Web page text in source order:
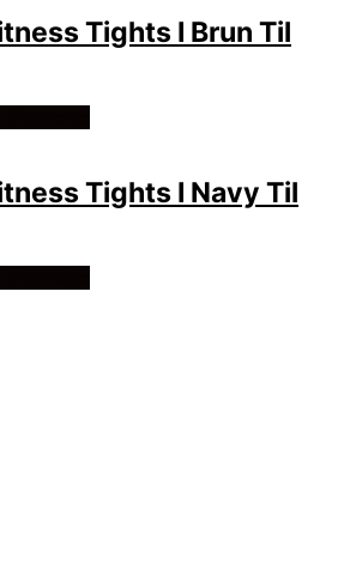
Tights I Brun Til
Tights I Navy Til